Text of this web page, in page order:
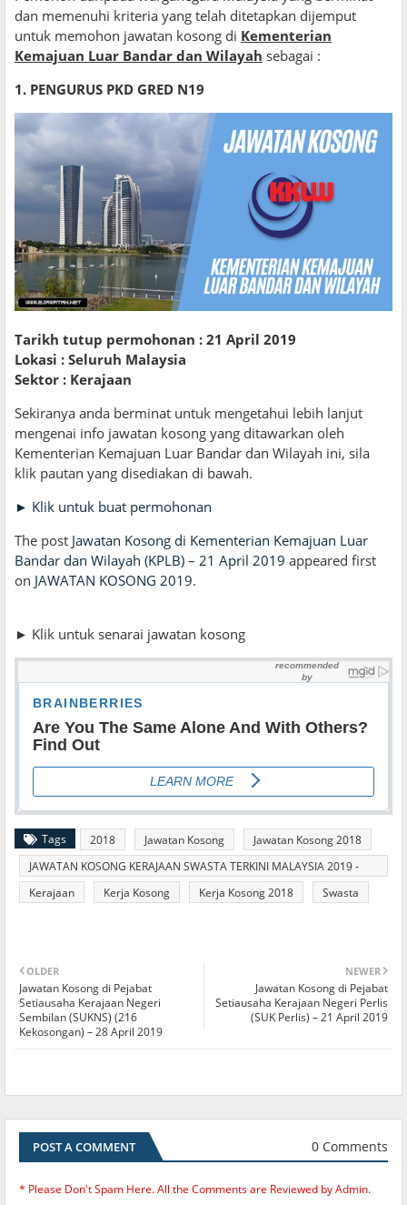
dan memenuhi kriteria yang telah ditetapkan dijemput
untuk memohon jawatan kosong di Kementerian
Kemajuan Luar Bandar dan Wilayah sebagai :
1. PENGURUS PKD GRED N19
Tarikh tutup permohonan : 21 April 2019
Lokasi : Seluruh Malaysia
Sektor : Kerajaan
Sekiranya anda berminat untuk mengetahui lebih lanjut
mengenai info jawatan kosong yang ditawarkan oleh
Kementerian Kemajuan Luar Bandar dan Wilayah ini, sila
klik pautan yang disediakan di bawah.
► Klik untuk buat permohonan
The post Jawatan Kosong di Kementerian Kemajuan Luar
Bandar dan Wilayah (KPLB) – 21 April 2019 appeared first
on JAWATAN KOSONG 2019.
► Klik untuk senarai jawatan kosong
Tags 2018 Jawatan Kosong
Jawatan Kosong 2018
JAWATAN KOSONG KERAJAAN SWASTA TERKINI MALAYSIA 2019 -
2020
Kerajaan Kerja Kosong Kerja Kosong 2018 Swasta
NEWER
Jawatan Kosong di Pejabat
Setiausaha Kerajaan Negeri Perlis
(SUK Perlis) – 21 April 2019
OLDER
Jawatan Kosong di Pejabat
Setiausaha Kerajaan Negeri
Sembilan (SUKNS) (216
Kekosongan) – 28 April 2019
POST A COMMENT 0 Comments
* Please Don't Spam Here. All the Comments are Reviewed by Admin.